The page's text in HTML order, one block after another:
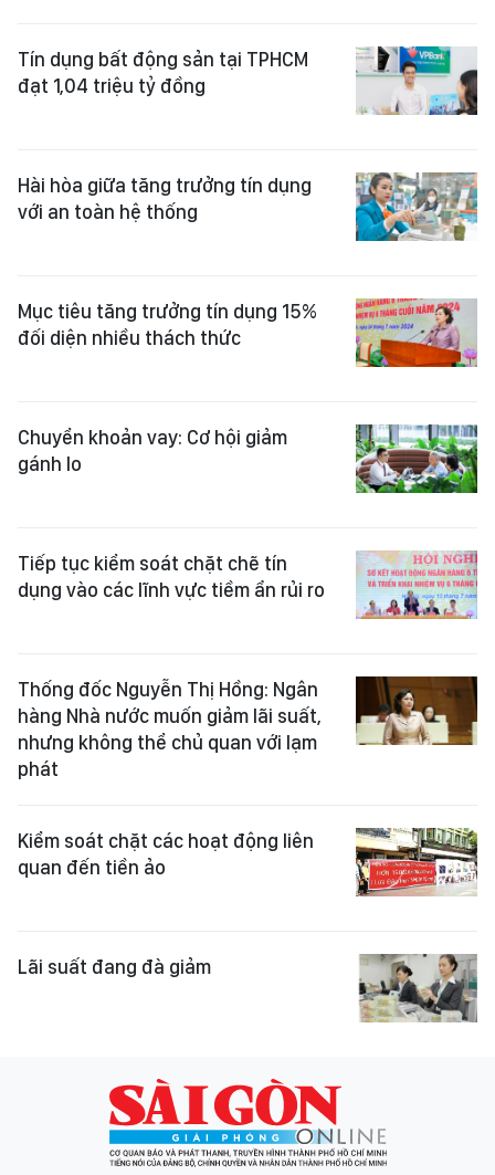
Tín dụng bất động sản tại TPHCM
đạt 1,04 triệu tỷ đồng
Hài hòa giữa tăng trưởng tín dụng
với an toàn hệ thống
Mục tiêu tăng trưởng tín dụng 15%
đối diện nhiều thách thức
Chuyển khoản vay: Cơ hội giảm
gánh lo
Tiếp tục kiểm soát chặt chẽ tín
dụng vào các lĩnh vực tiềm ẩn rủi ro
Thống đốc Nguyễn Thị Hồng: Ngân
hàng Nhà nước muốn giảm lãi suất,
nhưng không thể chủ quan với lạm
phát
Kiểm soát chặt các hoạt động liên
quan đến tiền ảo
Lãi suất đang đà giảm ​